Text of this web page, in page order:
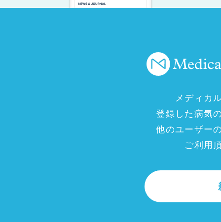
メディカ
登録した病気
他のユーザー
ご利用